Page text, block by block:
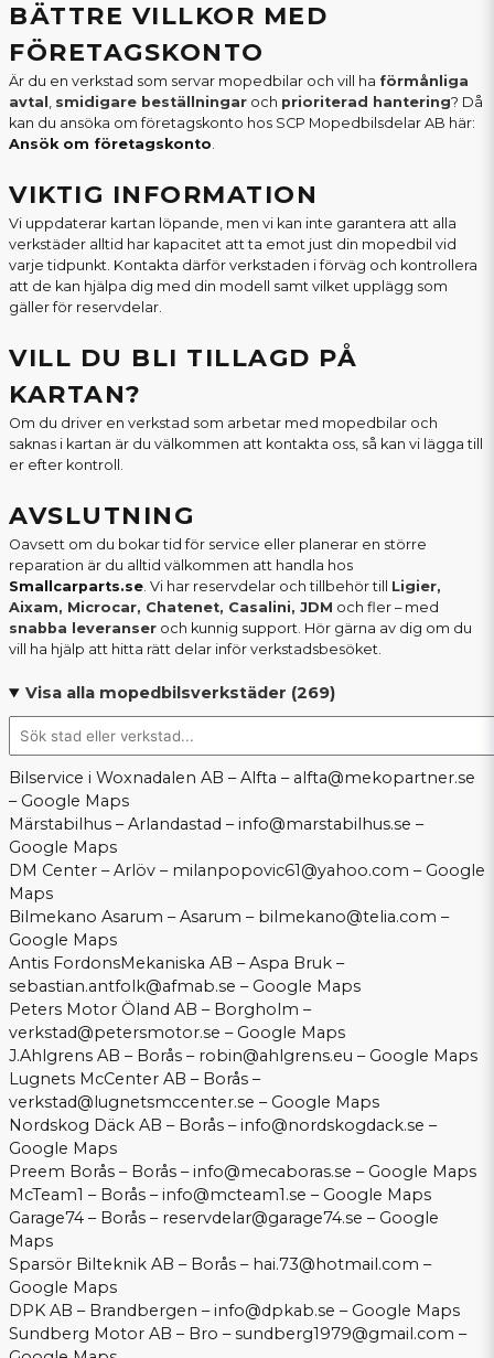
BÄTTRE VILLKOR MED
FÖRETAGSKONTO
Är du en verkstad som servar mopedbilar och vill ha förmånliga
avtal , smidigare beställningar och prioriterad hantering? Då
kan du ansöka om företagskonto hos SCP Mopedbilsdelar AB här:
Ansök om företagskonto.
VIKTIG INFORMATION
Vi uppdaterar kartan löpande, men vi kan inte garantera att alla
verkstäder alltid har kapacitet att ta emot just din mopedbil vid
varje tidpunkt. Kontakta därför verkstaden i förväg och kontrollera
att de kan hjälpa dig med din modell samt vilket upplägg som
gäller för reservdelar.
VILL DU BLI TILLAGD PÅ
KARTAN?
Om du driver en verkstad som arbetar med mopedbilar och
saknas i kartan är du välkommen att kontakta oss, så kan vi lägga till
er efter kontroll.
AVSLUTNING
Oavsett om du bokar tid för service eller planerar en större
reparation är du alltid välkommen att handla hos
Smallcarparts.se. Vi har reservdelar och tillbehör till Ligier,
Aixam, Microcar, Chatenet, Casalini, JDM och fler – med
snabba leveranser och kunnig support. Hör gärna av dig om du
vill ha hjälp att hitta rätt delar inför verkstadsbesöket.
Visa alla mopedbilsverkstäder (269)
Bilservice i Woxnadalen AB – Alfta – alfta@mekopartner.se
– Google Maps
Märstabilhus – Arlandastad –info@marstabilhus.se –
Google Maps
DM Center – Arlöv – milanpopovic61@yahoo.com – Google
Maps
Bilmekano Asarum – Asarum – bilmekano@telia.com –
Google Maps
Antis FordonsMekaniska AB – Aspa Bruk –
sebastian.antfolk@afmab.se – Google Maps
Peters Motor Öland AB – Borgholm –
verkstad@petersmotor.se – Google Maps
J.Ahlgrens AB – Borås – robin@ahlgrens.eu – Google Maps
Lugnets McCenter AB – Borås –
verkstad@lugnetsmccenter.se – Google Maps
Nordskog Däck AB – Borås –info@nordskogdack.se –
Google Maps
Preem Borås – Borås –info@mecaboras.se – Google Maps
McTeam1 – Borås –info@mcteam1.se – Google Maps
Garage74 – Borås – reservdelar@garage74.se – Google
Maps
Sparsör Bilteknik AB – Borås – hai.73@hotmail.com –
Google Maps
DPK AB – Brandbergen –info@dpkab.se – Google Maps
Sundberg Motor AB – Bro –sundberg1979@gmail.com –